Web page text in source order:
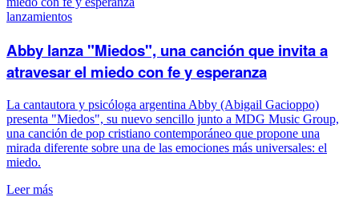
lanzamientos
Abby lanza "Miedos", una canción que invita a
atravesar el miedo con fe y esperanza
La cantautora y psicóloga argentina Abby (Abigail Gacioppo)
presenta "Miedos", su nuevo sencillo junto a MDG Music Group,
una canción de pop cristiano contemporáneo que propone una
mirada diferente sobre una de las emociones más universales: el
miedo.
Leer más